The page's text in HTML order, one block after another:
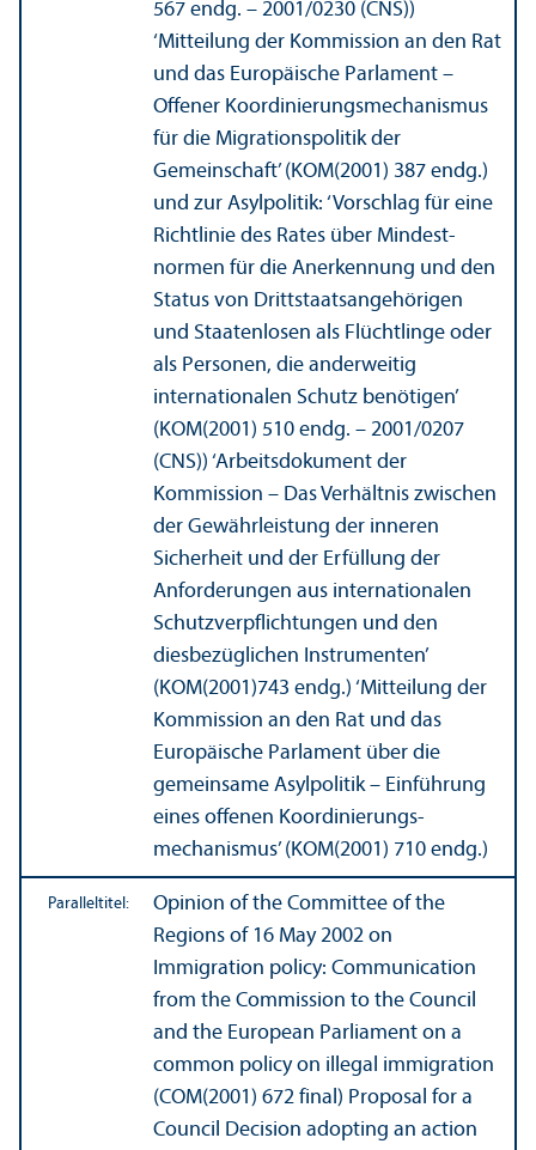
567 endg. – 2001/0230 (CNS))
‘Mitteilung der Kommission an den Rat
und das Europäische Parlament –
Offener Koordinierungs­mechanismus
für die Migrations­politik der
Gemeinschaft’ (KOM(2001) 387 endg.)
und zur Asylpolitik: ‘Vorschlag für eine
Richtlinie des Rates über Mindest­
normen für die Anerkennung und den
Status von Drittstaats­angehörigen
und Staatenlosen als Flüchtlinge oder
als Personen, die anderweitig
internationalen Schutz benötigen’
(KOM(2001) 510 endg. – 2001/0207
(CNS)) ‘Arbeits­dokument der
Kommission – Das Verhältnis zwischen
der Gewährleistung der inneren
Sicherheit und der Erfüllung der
Anforderungen aus internationalen
Schutz­verpflichtungen und den
diesbezüglichen Instrumenten’
(KOM(2001)743 endg.) ‘Mitteilung der
Kommission an den Rat und das
Europäische Parlament über die
gemeinsame Asylpolitik – Einführung
eines offenen Koordinierungs­
mechanismus’ (KOM(2001) 710 endg.)
Paralleltitel:
Opinion of the Committee of the
Regions of 16 May 2002 on
Immigration policy: Communication
from the Commission to the Council
and the European Parliament on a
common policy on illegal immigration
(COM(2001) 672 final) Proposal for a
Council Decision adopting an action